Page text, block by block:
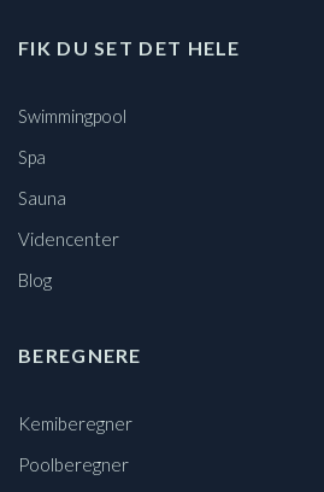
FIK DU SET DET HELE
Swimmingpool
Spa
Sauna
Videncenter
Blog
BEREGNERE
Kemiberegner
Poolberegner